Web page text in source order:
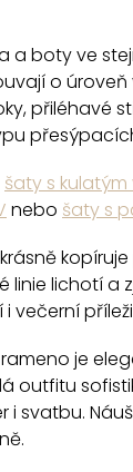
l
á
d
c
í
p
r
v
y
v
ý
a boty ve
o úroveň
přiléhavé
šaty s
nebo šaty s
linie lichotí a
večerní
je
outfitu
i svatbu.